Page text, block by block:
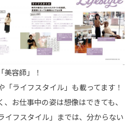
美容師」！
ライフスタイル」も載ってます！
お仕事中の姿は想像はできても、
イフスタイル」までは、分からない